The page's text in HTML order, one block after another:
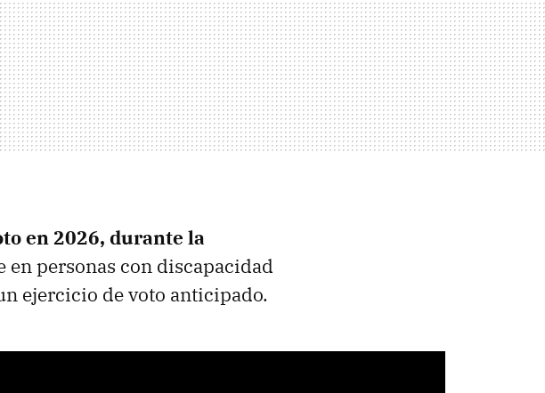
en 2026, durante la
en personas con discapacidad
ejercicio de voto anticipado.